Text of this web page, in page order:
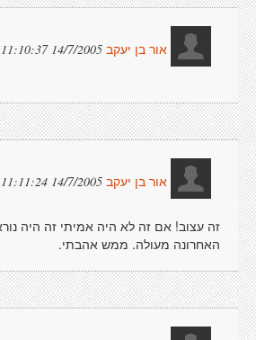
אור בן יעקב 14/7/2005 11:10:37
אור בן יעקב 14/7/2005 11:11:24
זה עצוב! אם זה לא היה אמיתי זה היה
האחרונה מעולה. ממש אהבתי.